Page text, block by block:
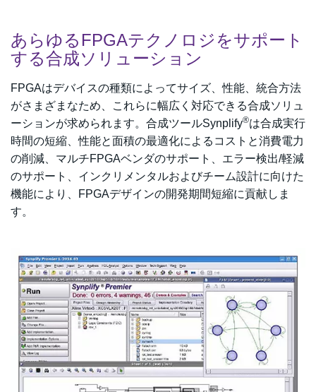
あらゆるFPGAテクノロジをサポート
する合成ソリューション
FPGAはデバイスの種類によってサイズ、性能、統合方法
がさまざまなため、これらに幅広く対応できる合成ソリュ
ーションが求められます。合成ツールSynplify®は合成実行
時間の短縮、性能と面積の最適化によるコストと消費電力
の削減、マルチFPGAベンダのサポート、エラー検出/軽減
のサポート、インクリメンタルおよびチーム設計に向けた
機能により、FPGAデザインの開発期間短縮に貢献しま
す。